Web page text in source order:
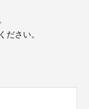
ださい。